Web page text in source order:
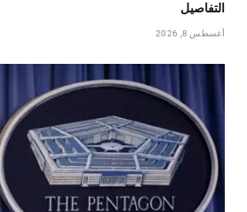
التفاصيل
أغسطس 8, 2026